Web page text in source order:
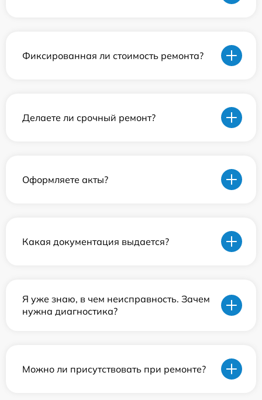
Фиксированная ли стоимость ремонта?
Делаете ли срочный ремонт?
Оформляете акты?
Какая документация выдается?
Я уже знаю, в чем неисправность. Зачем
нужна диагностика?
Можно ли присутствовать при ремонте?